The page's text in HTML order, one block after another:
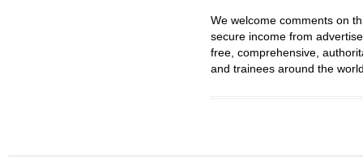
We welcome comments on
secure income from
free, comprehensive,
and trainees around the